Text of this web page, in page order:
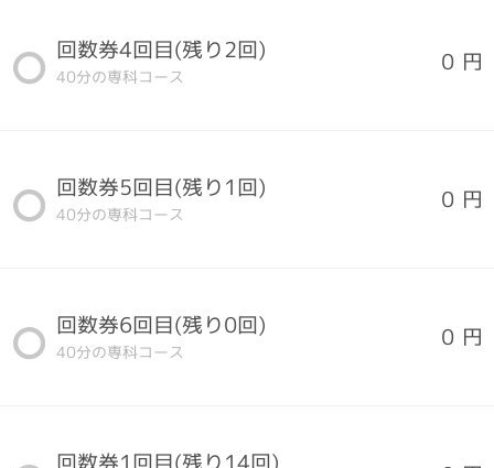
回数券4回目(残り2回)
40分の専科コース
0 円
回数券5回目(残り1回)
40分の専科コース
0 円
回数券6回目(残り0回)
40分の専科コース
0 円